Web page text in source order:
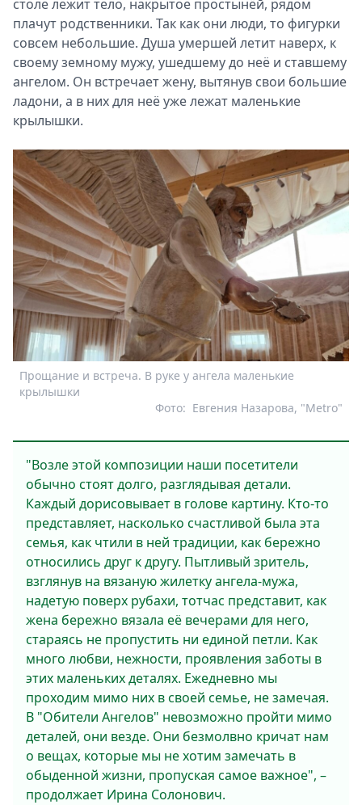
столе лежит тело, накрытое простынёй, рядом
плачут родственники. Так как они люди, то фигурки
совсем небольшие. Душа умершей летит наверх, к
своему земному мужу, ушедшему до неё и ставшему
ангелом. Он встречает жену, вытянув свои большие
ладони, а в них для неё уже лежат маленькие
крылышки.
Прощание и встреча. В руке у ангела маленькие
крылышки
Евгения Назарова, "Metro"
Фото:
"Возле этой композиции наши посетители
обычно стоят долго, разглядывая детали.
Каждый дорисовывает в голове картину. Кто-то
представляет, насколько счастливой была эта
семья, как чтили в ней традиции, как бережно
относились друг к другу. Пытливый зритель,
взглянув на вязаную жилетку ангела-мужа,
надетую поверх рубахи, тотчас представит, как
жена бережно вязала её вечерами для него,
стараясь не пропустить ни единой петли. Как
много любви, нежности, проявления заботы в
этих маленьких деталях. Ежедневно мы
проходим мимо них в своей семье, не замечая.
В "Обители Ангелов" невозможно пройти мимо
деталей, они везде. Они безмолвно кричат нам
о вещах, которые мы не хотим замечать в
обыденной жизни, пропуская самое важное", –
продолжает Ирина Солонович.